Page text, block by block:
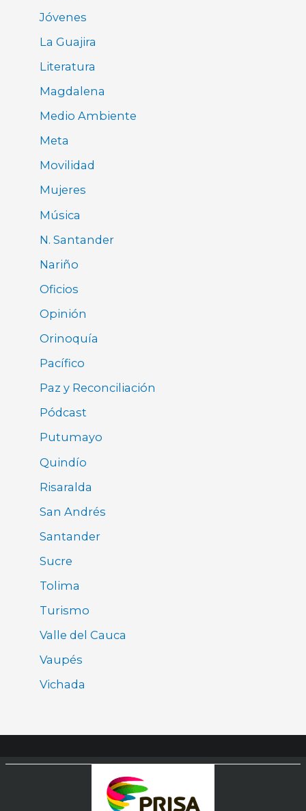
Jóvenes
La Guajira
Literatura
Magdalena
Medio Ambiente
Meta
Movilidad
Mujeres
Música
N. Santander
Nariño
Oficios
Opinión
Orinoquía
Pacífico
Paz y Reconciliación
Pódcast
Putumayo
Quindío
Risaralda
San Andrés
Santander
Sucre
Tolima
Turismo
Valle del Cauca
Vaupés
Vichada